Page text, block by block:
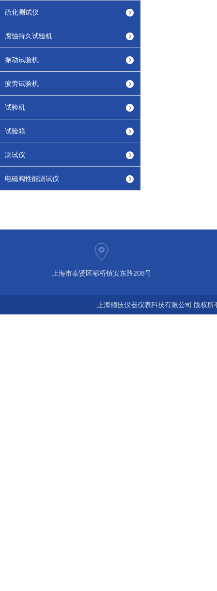
硫化测试仪
腐蚀持久试验机
振动试验机
疲劳试验机
试验机
试验箱
测试仪
电磁阀性能测试仪
上海市奉贤区邬桥镇安东路208号
上海倾技仪器仪表科技有限公司 版权